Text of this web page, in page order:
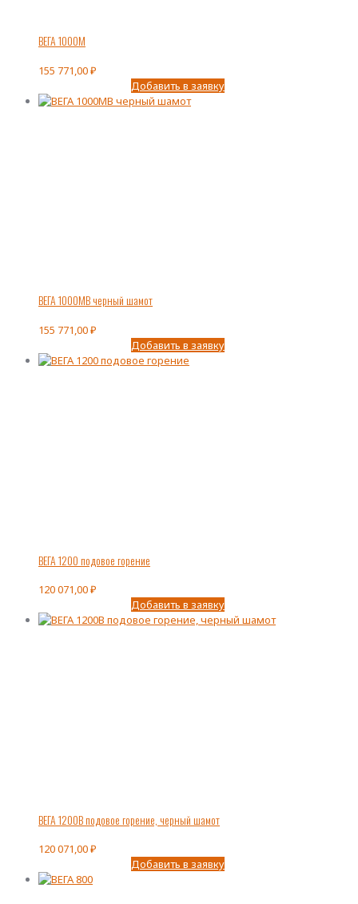
ВЕГА 1000М
155 771,00₽
Добавить в заявку
ВЕГА 1000МВ черный шамот
155 771,00₽
Добавить в заявку
ВЕГА 1200 подовое горение
120 071,00₽
Добавить в заявку
ВЕГА 1200В подовое горение, черный шамот
120 071,00₽
Добавить в заявку